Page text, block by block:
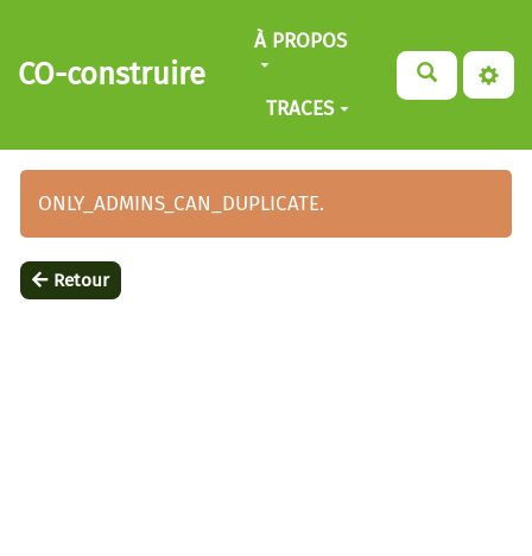
Aller au contenu principal
CO-construire
À PROPOS
TRACES
ONLY_ADMINS_CAN_DUPLICATE.
Retour